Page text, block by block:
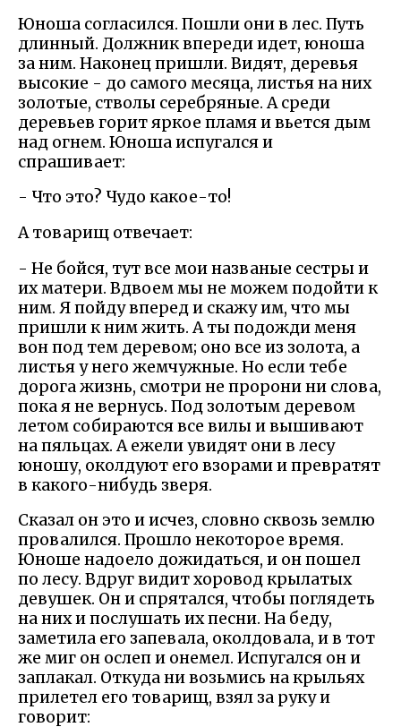
Юноша согласился. Пошли они в лес. Путь
длинный. Должник впереди идет, юноша
за ним. Наконец пришли. Видят, деревья
высокие - до самого месяца, листья на них
золотые, стволы серебряные. А среди
деревьев горит яркое пламя и вьется дым
над огнем. Юноша испугался и
спрашивает:
- Что это? Чудо какое-то!
А товарищ отвечает:
- Не бойся, тут все мои названые сестры и
их матери. Вдвоем мы не можем подойти к
ним. Я пойду вперед и скажу им, что мы
пришли к ним жить. А ты подожди меня
вон под тем деревом; оно все из золота, а
листья у него жемчужные. Но если тебе
дорога жизнь, смотри не пророни ни слова,
пока я не вернусь. Под золотым деревом
летом собираются все вилы и вышивают
на пяльцах. А ежели увидят они в лесу
юношу, околдуют его взорами и превратят
в какого-нибудь зверя.
Сказал он это и исчез, словно сквозь землю
провалился. Прошло некоторое время.
Юноше надоело дожидаться, и он пошел
по лесу. Вдруг видит хоровод крылатых
девушек. Он и спрятался, чтобы поглядеть
на них и послушать их песни. На беду,
заметила его запевала, околдовала, и в тот
же миг он ослеп и онемел. Испугался он и
заплакал. Откуда ни возьмись на крыльях
прилетел его товарищ, взял за руку и
говорит: